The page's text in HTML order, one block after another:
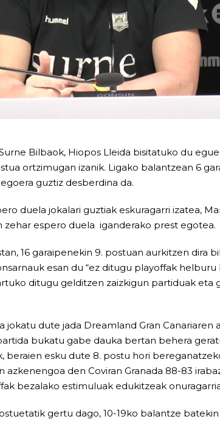
Bilbaok, Hiopos Lleida bisitatuko du
ortzimugan izanik. Ligako balantzean 6
guztiz desberdina da.
duela jokalari guztiak eskuragarri izatea,
espero duela iganderako prest egotea.
16 garaipenekin 9. postuan aurkitzen dira
esan du “ez ditugu playoffak helburu
ditugu gelditzen zaizkigun partiduak eta
jokatu dute jada Dreamland Gran Canariaren
bukatu gabe dauka bertan behera
beraien esku dute 8. postu hori
den Coviran Granada 88-83
bezalako estimuluak edukitzeak
gertu dago, 10-19ko balantze